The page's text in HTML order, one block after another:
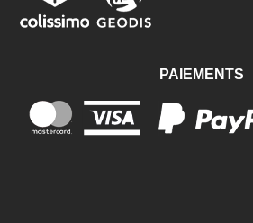
PAIEMENTS